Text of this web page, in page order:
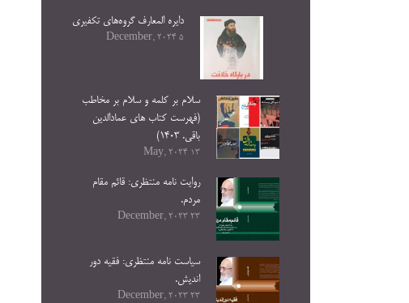
دایره المعارف گروه‌های تکفیری
5 December, 2024
سلام بر کلمه و سلام بر مخاطب
(فهرست کتاب های عمادالدین
باقی. ۱۴۰۳)
13 May, 2024
روایت نامه منتظری: قائم مقام
مردم.
23 December, 2023
سیاست نامه منتظری: فقیه دور
اندیش.
23 December, 2023